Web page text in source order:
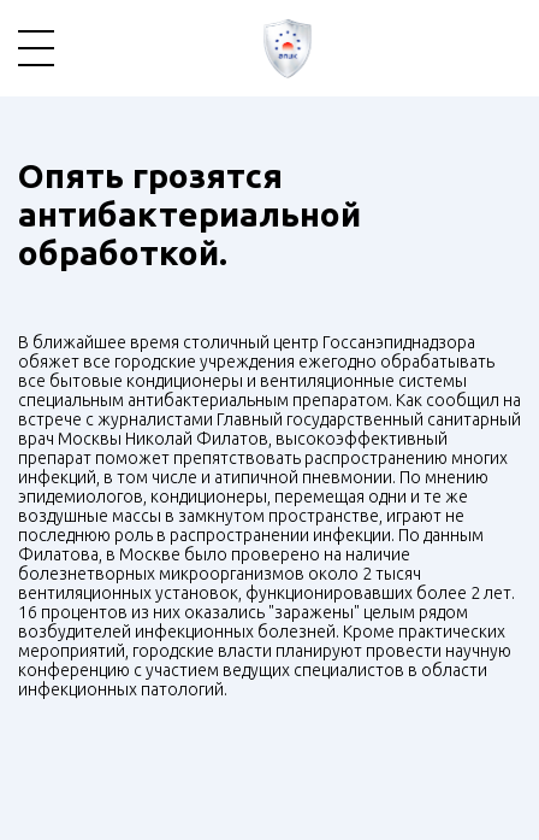
Опять грозятся
антибактериальной
обработкой.
В ближайшее время столичный центр Госсанэпиднадзора
обяжет все городские учреждения ежегодно обрабатывать
все бытовые кондиционеры и вентиляционные системы
специальным антибактериальным препаратом. Как сообщил на
встрече с журналистами Главный государственный санитарный
врач Москвы Николай Филатов, высокоэффективный
препарат поможет препятствовать распространению многих
инфекций, в том числе и атипичной пневмонии. По мнению
эпидемиологов, кондиционеры, перемещая одни и те же
воздушные массы в замкнутом пространстве, играют не
последнюю роль в распространении инфекции. По данным
Филатова, в Москве было проверено на наличие
болезнетворных микроорганизмов около 2 тысяч
вентиляционных установок, функционировавших более 2 лет.
16 процентов из них оказались "заражены" целым рядом
возбудителей инфекционных болезней. Кроме практических
мероприятий, городские власти планируют провести научную
конференцию с участием ведущих специалистов в области
инфекционных патологий.